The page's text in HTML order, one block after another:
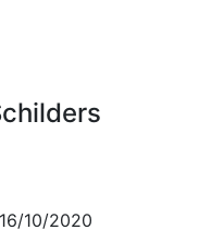
10/2020